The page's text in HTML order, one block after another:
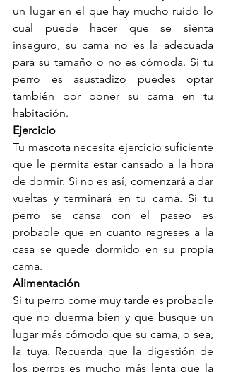
un lugar en el que hay mucho ruido lo
cual puede hacer que se sienta
inseguro, su cama no es la adecuada
para su tamaño o no es cómoda. Si tu
perro es asustadizo puedes optar
también por poner su cama en tu
habitación.
Ejercicio
Tu mascota necesita ejercicio suficiente
que le permita estar cansado a la hora
de dormir. Si no es así, comenzará a dar
vueltas y terminará en tu cama. Si tu
perro se cansa con el paseo es
probable que en cuanto regreses a la
casa se quede dormido en su propia
cama.
Alimentación
Si tu perro come muy tarde es probable
que no duerma bien y que busque un
lugar más cómodo que su cama, o sea,
la tuya. Recuerda que la digestión de
los perros es mucho más lenta que la